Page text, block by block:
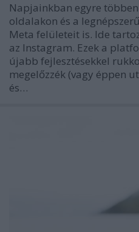
Napjainkban egyre
oldalakon és a
Meta felületeit is. Ide
az Instagram. Ezek a
újabb fejlesztésekkel
megelőzzék (vagy éppen
és…